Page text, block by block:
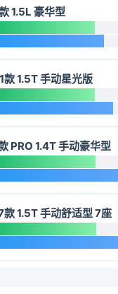
1.5L 豪华型
1.5T 手动星光版
PRO 1.4T 手动豪华型
1.5T 手动舒适型 7座